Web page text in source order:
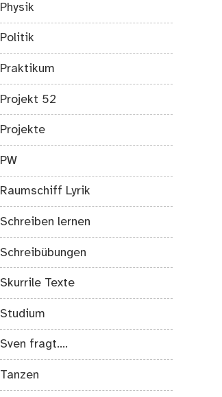
Physik
Politik
Praktikum
Projekt 52
Projekte
PW
Raumschiff Lyrik
Schreiben lernen
Schreibübungen
Skurrile Texte
Studium
Sven fragt….
Tanzen